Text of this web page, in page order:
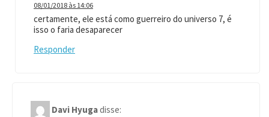
08/01/2018 às 14:06
certamente, ele está como guerreiro do universo 7, é
isso o faria desaparecer
Responder
Davi Hyugadisse: